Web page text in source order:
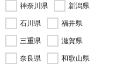
神奈川県
新潟県
石川県
福井県
三重県
滋賀県
奈良県
和歌山県